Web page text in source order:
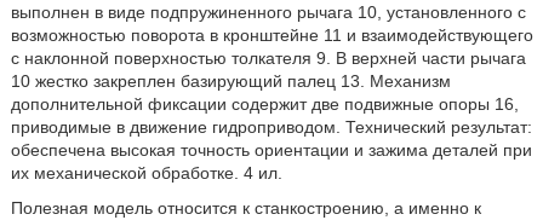
выполнен в виде подпружиненного рычага 10, установленного с
возможностью поворота в кронштейне 11 и взаимодействующего
с наклонной поверхностью толкателя 9. В верхней части рычага
10 жестко закреплен базирующий палец 13. Механизм
дополнительной фиксации содержит две подвижные опоры 16,
приводимые в движение гидроприводом. Технический результат:
обеспечена высокая точность ориентации и зажима деталей при
их механической обработке. 4 ил.
Полезная модель относится к станкостроению, а именно к